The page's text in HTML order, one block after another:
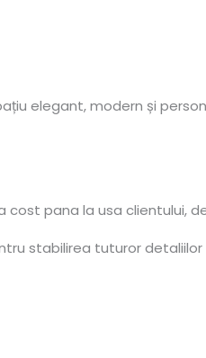
elegant, modern și
pana la usa clientului,
stabilirea tuturor detaliilor